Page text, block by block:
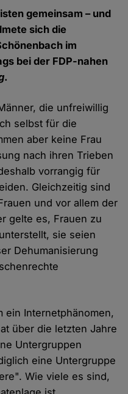
gemeinsam – und
sich die
im
bei der FDP-nahen
.
die unfreiwillig
selbst für die
aber keine Frau
nach ihren Trieben
vorrangig für
Gleichzeitig sind
und vor allem der
gelte es, Frauen zu
sie seien
Dehumanisierung
ein Internetphänomen,
über die letzten Jahre
Untergruppen
eine Untergruppe
Wie viele es sind,